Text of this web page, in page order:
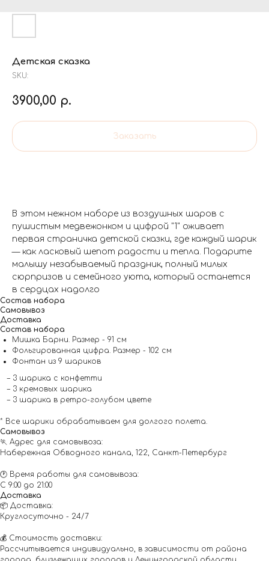
Детская сказка
SKU:
3900,00 р.
Заказать
В этом нежном наборе из воздушных шаров с
пушистым медвежонком и цифрой "1" оживает
первая страничка детской сказки, где каждый шарик
— как ласковый шепот радости и тепла. Подарите
малышу незабываемый праздник, полный милых
сюрпризов и семейного уюта, который останется
в сердцах надолго
Состав набора
Самовывоз
Доставка
Состав набора
Мишка Барни. Размер - 91 см
Фольгированная цифра. Размер - 102 см
Фонтан из 9 шариков
– 3 шарика с конфетти
– 3 кремовых шарика
– 3 шарика в ретро-голубом цвете
* Все шарики обрабатываем для долгого полета.
Самовывоз
🏃 Адрес для самовывоза:
Набережная Обводного канала, 122, Санкт-Петербург
🕐 Время работы для самовывоза:
С 9:00 до 21:00
Доставка
📦 Доставка:
Круглосуточно - 24/7
💰 Стоимость доставки:
Рассчитывается индивидуально, в зависимости от района